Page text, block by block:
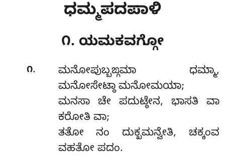
ಧಮ್ಮಪದಪಾಳಿ
೧. ಯಮಕವಗ್ಗೋ
೧. ಮನೋಪುಬ್ಬಙ್ಗಮಾ ಧಮ್ಮಾ,
ಮನೋಸೇಟ್ಠಾ ಮನೋಮಯಾ;
ಮನಸಾ ಚೇ ಪದುಟ್ಠೇನ, ಭಾಸತಿ ವಾ
ಕರೋತಿ ವಾ;
ತತೋ ನಂ ದುಕ್ಖಮನ್ವೇತಿ, ಚಕ್ಕಂವ
ವಹತೋ ಪದಂ.